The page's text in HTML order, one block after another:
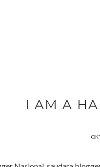
I AM A